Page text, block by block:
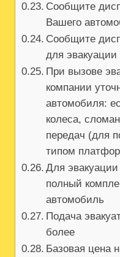
Сообщите
Вашего
Сообщите
для эвакуации
При вызове
компании
автомобиля:
колеса,
передач (для
типом
Для
полный
автомобиль
Подача
более
Базовая цена